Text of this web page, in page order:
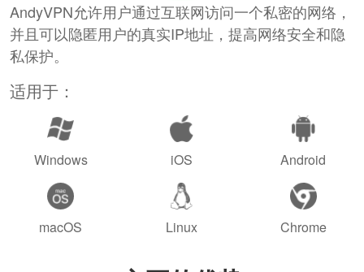
AndyVPN允许用户通过互联网访问一个私密的网络，
并且可以隐匿用户的真实IP地址，提高网络安全和隐
私保护。
适用于：
Windows iOS Android
macOS Linux Chrome